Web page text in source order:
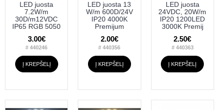
LED juosta
7.2W/m
30D/m12VDC
IP65 RGB 5050
3.00€
# 440246
Į KREPŠELĮ
LED juosta 13
W/m 600D/24V
IP20 4000K
Premijum
2.00€
# 440356
Į KREPŠELĮ
LED juosta
24VDC, 20W/m
IP20 1200LED
3000K Premij
2.50€
# 440363
Į KREPŠELĮ